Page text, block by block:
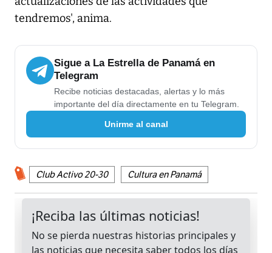
tendremos', anima.
Sigue a La Estrella de Panamá en
Telegram
Recibe noticias destacadas, alertas y lo más
importante del día directamente en tu Telegram.
Unirme al canal
Club Activo 20-30 Cultura en Panamá